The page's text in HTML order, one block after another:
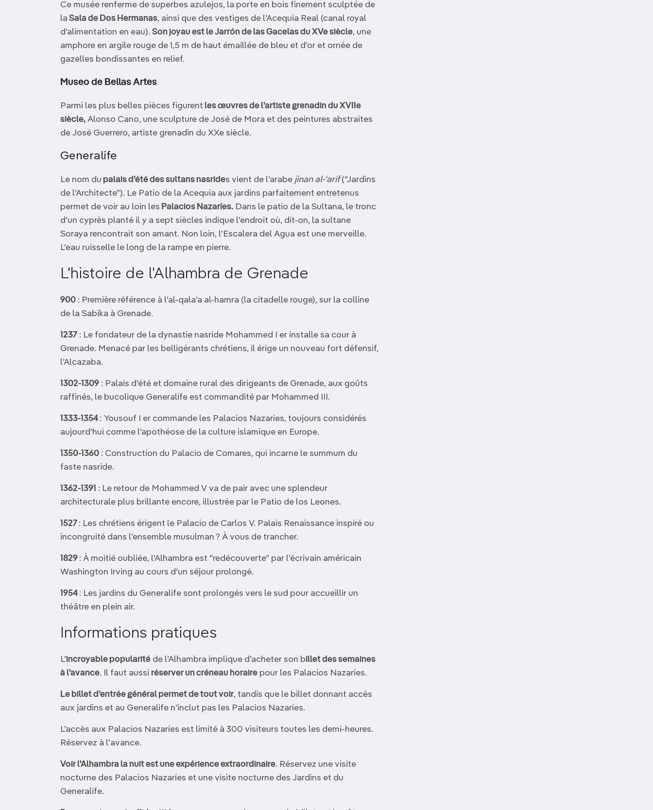
Ce musée renferme de superbes azulejos, la porte en bois finement sculptée de
la Sala de Dos Hermanas, ainsi que des vestiges de l’Acequia Real (canal royal
d’alimentation en eau). Son joyau est le Jarrón de las Gacelas du XVe siècle, une
amphore en argile rouge de 1,5 m de haut émaillée de bleu et d’or et ornée de
gazelles bondissantes en relief.
Museo de Bellas Artes
Parmi les plus belles pièces figurent les œuvres de l’artiste grenadin du XVIIe
siècle, Alonso Cano, une sculpture de José de Mora et des peintures abstraites
de José Guerrero, artiste grenadin du XXe siècle.
Generalife
Le nom du palais d’été des sultans nasrides vient de l’arabe jinan al-‘arif(“Jardins
de l’Architecte”). Le Patio de la Acequia aux jardins parfaitement entretenus
permet de voir au loin les Palacios Nazaríes. Dans le patio de la Sultana, le tronc
d'un cyprès planté il y a sept siècles indique l’endroit où, dit-on, la sultane
Soraya rencontrait son amant. Non loin, l’Escalera del Agua est une merveille.
L’eau ruisselle le long de la rampe en pierre.
L'histoire de l'Alhambra de Grenade
900 : Première référence à l’al-qala’a al-hamra (la citadelle rouge), sur la colline
de la Sabika à Grenade.
1237 : Le fondateur de la dynastie nasride Mohammed I er installe sa cour à
Grenade. Menacé par les belligérants chrétiens, il érige un nouveau fort défensif,
l’Alcazaba.
1302-1309 : Palais d’été et domaine rural des dirigeants de Grenade, aux goûts
raffinés, le bucolique Generalife est commandité par Mohammed III.
1333-1354 : Yousouf I er commande les Palacios Nazaríes, toujours considérés
aujourd’hui comme l’apothéose de la culture islamique en Europe.
1350-1360 : Construction du Palacio de Comares, qui incarne le summum du
faste nasride.
1362-1391 : Le retour de Mohammed V va de pair avec une splendeur
architecturale plus brillante encore, illustrée par le Patio de los Leones.
1527 : Les chrétiens érigent le Palacio de Carlos V. Palais Renaissance inspiré ou
incongruité dans l’ensemble musulman ? À vous de trancher.
1829 : À moitié oubliée, l’Alhambra est “redécouverte” par l’écrivain américain
Washington Irving au cours d’un séjour prolongé.
1954 : Les jardins du Generalife sont prolongés vers le sud pour accueillir un
théâtre en plein air.
Informations pratiques
L’ incroyable popularité de l’Alhambra implique d’acheter son b illet des semaines
à l’avance. Il faut aussi réserver un créneau horaire pour les Palacios Nazaríes.
Le billet d’entrée général permet de tout voir, tandis que le billet donnant accès
aux jardins et au Generalife n’inclut pas les Palacios Nazaríes.
L’accès aux Palacios Nazaríes est limité à 300 visiteurs toutes les demi-heures.
Réservez à l'avance.
Voir l’Alhambra la nuit est une expérience extraordinaire. Réservez une visite
nocturne des Palacios Nazaríes et une visite nocturne des Jardins et du
Generalife.